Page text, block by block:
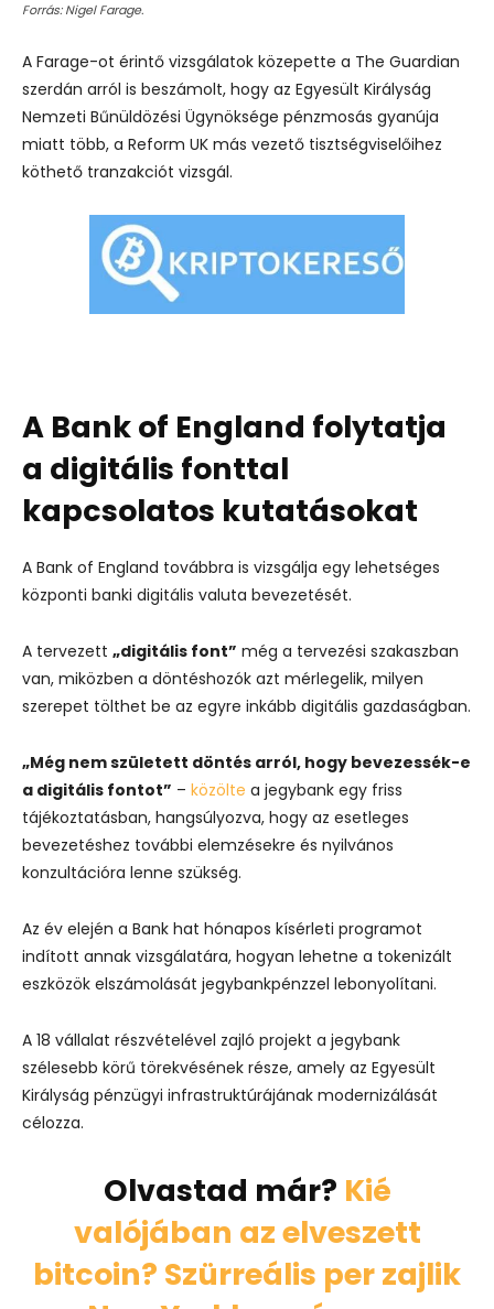
Forrás: Nigel Farage.
A Farage-ot érintő vizsgálatok közepette a The Guardian
szerdán arról is beszámolt, hogy az Egyesült Királyság
Nemzeti Bűnüldözési Ügynöksége pénzmosás gyanúja
miatt több, a Reform UK más vezető tisztségviselőihez
köthető tranzakciót vizsgál.
A Bank of England folytatja
a digitális fonttal
kapcsolatos kutatásokat
A Bank of England továbbra is vizsgálja egy lehetséges
központi banki digitális valuta bevezetését.
A tervezett „digitális font” még a tervezési szakaszban
van, miközben a döntéshozók azt mérlegelik, milyen
szerepet tölthet be az egyre inkább digitális gazdaságban.
„Még nem született döntés arról, hogy bevezessék-e
a digitális fontot” – közölte a jegybank egy friss
tájékoztatásban, hangsúlyozva, hogy az esetleges
bevezetéshez további elemzésekre és nyilvános
konzultációra lenne szükség.
Az év elején a Bank hat hónapos kísérleti programot
indított annak vizsgálatára, hogyan lehetne a tokenizált
eszközök elszámolását jegybankpénzzel lebonyolítani.
A 18 vállalat részvételével zajló projekt a jegybank
szélesebb körű törekvésének része, amely az Egyesült
Királyság pénzügyi infrastruktúrájának modernizálását
célozza.
Olvastad már? Kié
valójában az elveszett
bitcoin? Szürreális per zajlik